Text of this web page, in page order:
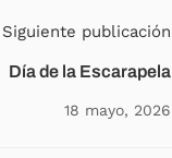
Siguiente publicación
Día de la Escarapela
18 mayo, 2026